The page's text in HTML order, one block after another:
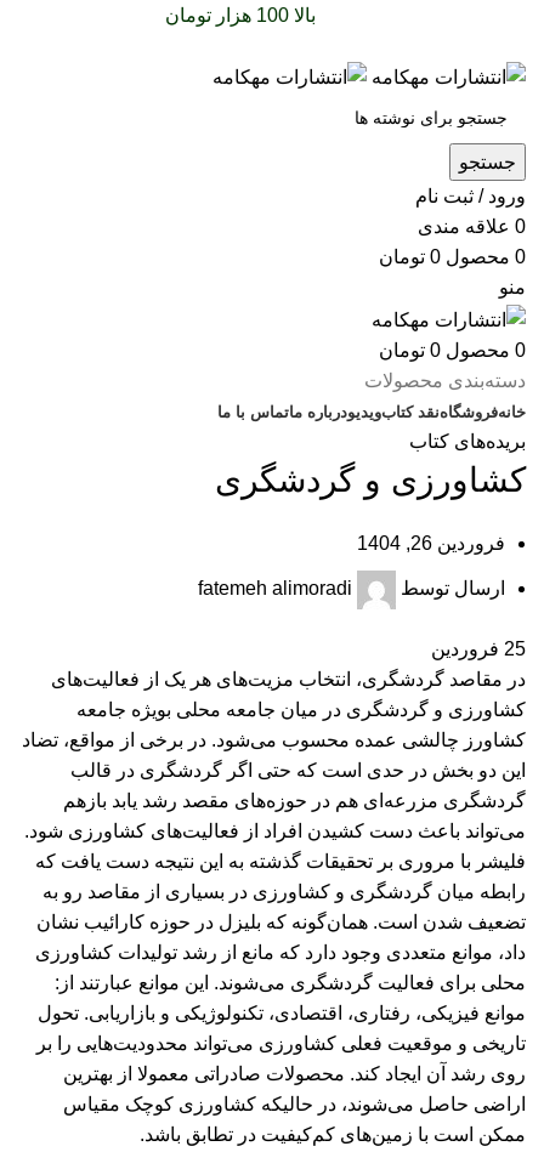
بالا 100 هزار تومان
جستجو
ورود / ثبت نام
0 علاقه مندی
0 محصول 0 تومان
منو
0 محصول 0 تومان
دسته‌بندی محصولات
خانهفروشگاهنقد کتابویدیودرباره‌ ماتماس با ما
بریده‌های کتاب
کشاورزی و گردشگری
فروردین 26, 1404
ارسال توسط fatemeh alimoradi
25 فروردین
در مقاصد گردشگری، انتخاب مزیت‌های هر یک از فعالیت‌های
کشاورزی و گردشگری در میان جامعه محلی بویژه جامعه
کشاورز چالشی عمده محسوب می‌شود. در برخی از مواقع، تضاد
این دو بخش در حدی است که حتی اگر گردشگری در قالب
گردشگری مزرعه‌ای هم در حوزه‌های مقصد رشد یابد بازهم
می‌تواند باعث دست کشیدن افراد از فعالیت‌های کشاورزی شود.
فلیشر با مروری بر تحقیقات گذشته به این نتیجه دست یافت که
رابطه میان گردشگری و کشاورزی در بسیاری از مقاصد رو به
تضعیف شدن است. همان‌گونه که بلیزل در حوزه کارائیب نشان
داد، موانع متعددی وجود دارد که مانع از رشد تولیدات کشاورزی
محلی برای فعالیت گردشگری می‌شوند. این موانع عبارتند از:
موانع فیزیکی، رفتاری، اقتصادی، تکنولوژیکی و بازاریابی. تحول
تاریخی و موقعیت فعلی کشاورزی می‌تواند محدودیت‌هایی را بر
روی رشد آن ایجاد کند. محصولات صادراتی معمولا از بهترین
اراضی حاصل می‌شوند، در حالیکه کشاورزی کوچک مقیاس
ممکن است با زمین‌های کم‌کیفیت در تطابق باشد.